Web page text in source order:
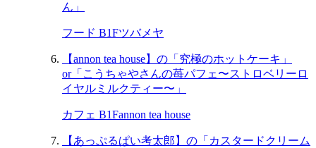
ん」
フード B1Fツバメヤ
【annon tea house】の「究極のホットケーキ」
or「こうちゃやさんの苺パフェ〜ストロベリーロ
イヤルミルクティー〜」
カフェ B1Fannon tea house
【あっぷるぱい考太郎】の「カスタードクリーム